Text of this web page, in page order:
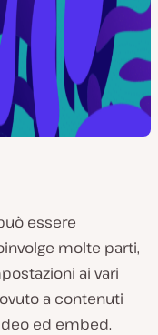
essere
molte parti,
ai vari
a contenuti
ed embed.